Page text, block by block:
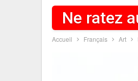
Ne ratez
Accueil Français Art